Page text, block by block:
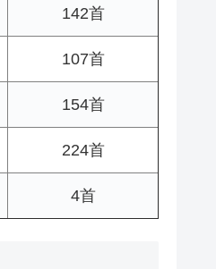
142首
107首
154首
224首
4首